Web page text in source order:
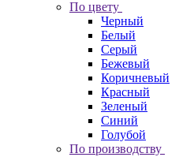
По цвету
Черный
Белый
Серый
Бежевый
Коричневый
Красный
Зеленый
Синий
Голубой
По производству